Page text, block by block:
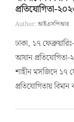
প্রতিযোগিতা-
Author:আইএসপিআর
ঢাকা, ১৭
আযান প্রতিযোগিতা-
শাহীন মসজিদে ১৭
প্রতিযোগিতায় বিমান